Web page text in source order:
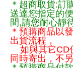
＊超商取貨:訂
送達您指定的
間,請您耐心靜
＊預購商品以
出貨流程，
如與其它CD
同時寄出，不